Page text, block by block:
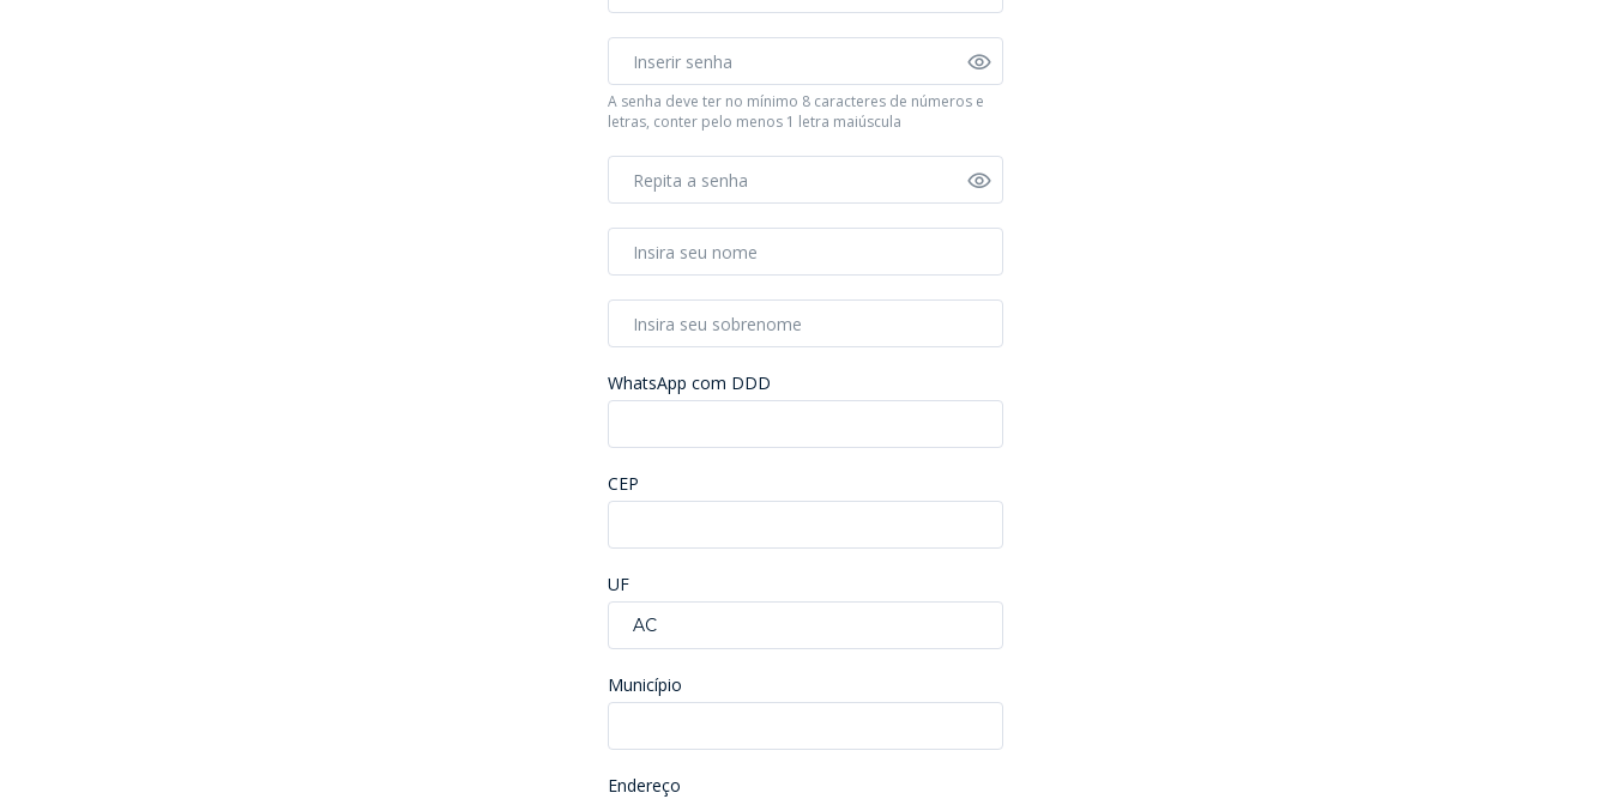
A senha deve ter no mínimo 8 caracteres de números e
letras, conter pelo menos 1 letra maiúscula
WhatsApp com DDD
CEP
UF
AC
Município
Endereço